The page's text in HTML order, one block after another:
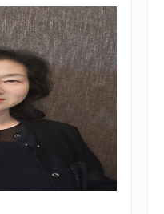
와 Royal
『신학자
였다. 이외 다수의
23대 학회장이
동에 있는 예본